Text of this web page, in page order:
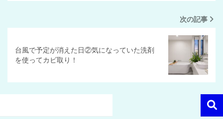
次の記事
台風で予定が消えた日②気になっていた洗剤
を使ってカビ取り！